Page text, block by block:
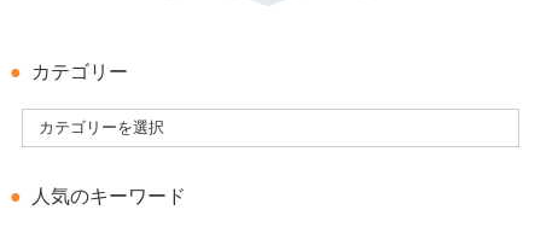
カテゴリー
人気のキーワード